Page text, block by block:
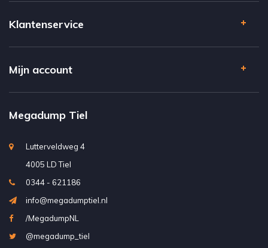
Klantenservice
Mijn account
Megadump Tiel
Lutterveldweg 4
4005 LD Tiel
0344 - 621186
info@megadumptiel.nl
/MegadumpNL
@megadump_tiel